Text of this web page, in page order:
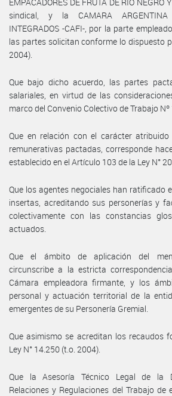
sindical, y la CAMARA ARGENTINA
INTEGRADOS -CAFI-, por la parte
las partes solicitan conforme lo dispuesto
2004).
Que bajo dicho acuerdo, las partes
salariales, en virtud de las
marco del Convenio Colectivo de Trabajo Nº
Que en relación con el carácter
remunerativas pactadas, corresponde
establecido en el Artículo 103 de la Ley N°
Que los agentes negociales han ratificado
insertas, acreditando sus personerías y
colectivamente con las constancias
actuados.
Que el ámbito de aplicación del
circunscribe a la estricta
Cámara empleadora firmante, y los
personal y actuación territorial de la
emergentes de su Personería Gremial.
Que asimismo se acreditan los recaudos
Ley N° 14.250 (t.o. 2004).
Que la Asesoría Técnico Legal de la
Relaciones y Regulaciones del Trabajo